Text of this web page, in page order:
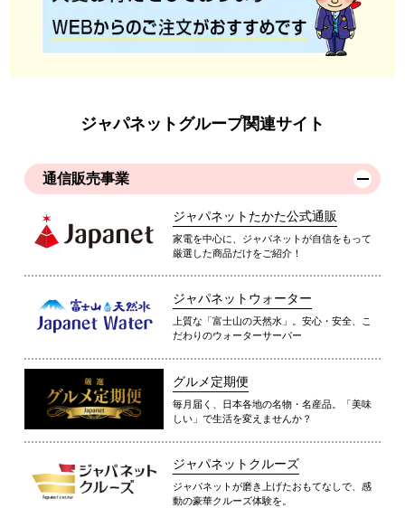
ジャパネットグループ関連サイト
通信販売事業
ジャパネットたかた公式通販
家電を中心に、ジャパネットが自信をもって
厳選した商品だけをご紹介！
ジャパネットウォーター
上質な「富士山の天然水」。安心・安全、こ
だわりのウォーターサーバー
グルメ定期便
毎月届く、日本各地の名物・名産品。「美味
しい」で生活を変えませんか？
ジャパネットクルーズ
ジャパネットが磨き上げたおもてなしで、感
動の豪華クルーズ体験を。